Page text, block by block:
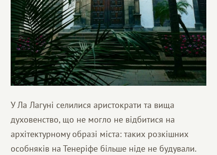
У Ла Лагуні селилися аристократи та вища
духовенство, що не могло не відбитися на
архітектурному образі міста: таких розкішних
особняків на Тенеріфе більше ніде не будували.